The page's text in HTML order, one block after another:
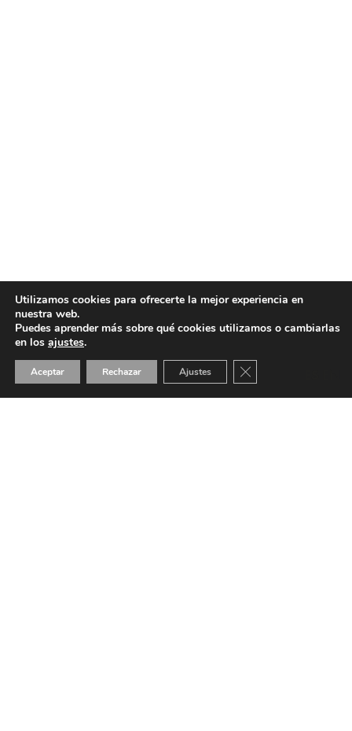
Utilizamos cookies para ofrecerte la mejor experiencia en
nuestra web.
Puedes aprender más sobre qué cookies utilizamos o cambiarlas
en los ajustes.
Aceptar Rechazar Ajustes Cerrar el banner de